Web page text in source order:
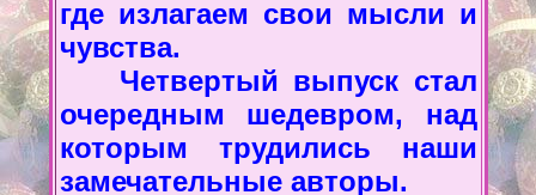
где излагаем свои мысли и
чувства.
Четвертый выпуск стал
очередным шедевром, над
которым трудились наши
замечательные авторы.